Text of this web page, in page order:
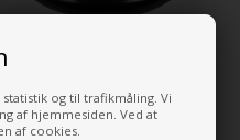
og til trafikmåling. Vi
af hjemmesiden. Ved at
af cookies.
112,00 DKK